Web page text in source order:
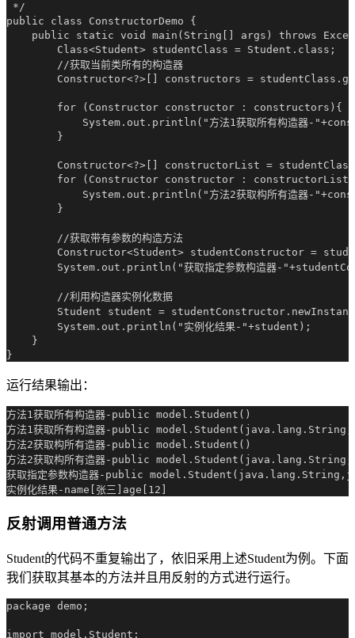
*/
public class ConstructorDemo {
public static void main(String[] args) throws
        Class<Student> studentClass = Student.class;
        //获取当前类所有的构造器
Constructor<?>[] constructors =
        for (Constructor constructor : constructors){
System.out.println("方法1获取所有构造器-
        }
Constructor<?>[] constructorList =
for (Constructor constructor :
System.out.println("方法2获取构所有造器-
        }
        //获取带有参数的构造方法
Constructor<Student> studentConstructor =
System.out.println("获取指定参数构造器-
        //利用构造器实例化数据
Student student =
        System.out.println("实例化结果-"+student);
    }
运行结果输出：
方法1获取所有构造器-public model.Student()
方法1获取所有构造器-public
方法2获取构所有造器-public model.Student()
方法2获取构所有造器-public
获取指定参数构造器-public
反射调用普通方法
Student的代码不重复输出了，依旧采用上述Student为例。下面
我们获取其基本的方法并且用反射的方式进行运行。
package demo;
import model.Student;